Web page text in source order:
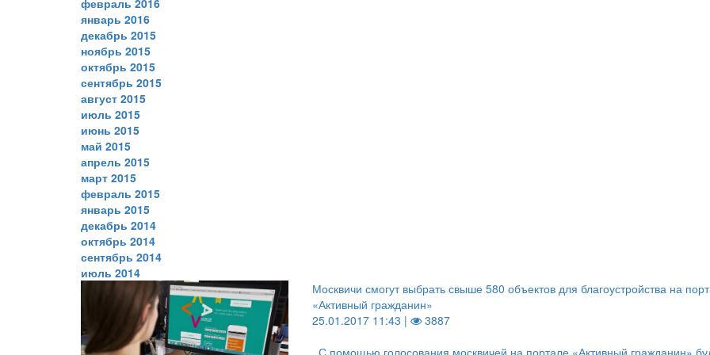
февраль 2016
январь 2016
декабрь 2015
ноябрь 2015
октябрь 2015
сентябрь 2015
август 2015
июль 2015
июнь 2015
май 2015
апрель 2015
март 2015
февраль 2015
январь 2015
декабрь 2014
октябрь 2014
сентябрь 2014
июль 2014
Москвичи смогут выбрать свыше 580 объектов для благоустройства на
«Активный гражданин»
25.01.2017 11:43 |
3887